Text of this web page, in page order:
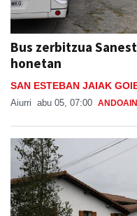
Bus zerbitzua
honetan
SAN ESTEBAN JAIAK
Aiurri abu 05, 07:00 ANDOAIN